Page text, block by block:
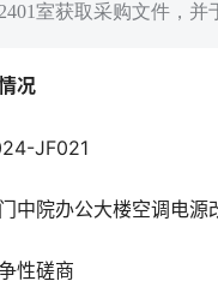
室获取采购文件，并
况
JF021
中院办公大楼空调电源
性磋商